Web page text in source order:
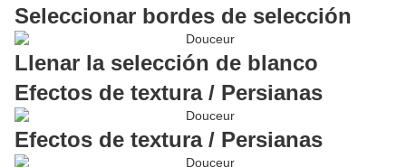
Seleccionar bordes de selección
Llenar la selección de blanco
Efectos de textura / Persianas
Efectos de textura / Persianas